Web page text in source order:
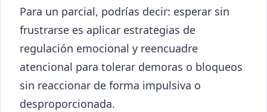
Para un parcial, podrías decir: esperar sin
frustrarse es aplicar estrategias de
regulación emocional y reencuadre
atencional para tolerar demoras o bloqueos
sin reaccionar de forma impulsiva o
desproporcionada.